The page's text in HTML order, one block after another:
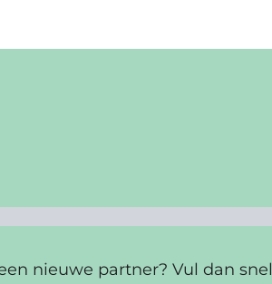
nieuwe partner? Vul dan snel